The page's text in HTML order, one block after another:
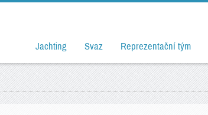
Jachting Svaz Reprezentační tým